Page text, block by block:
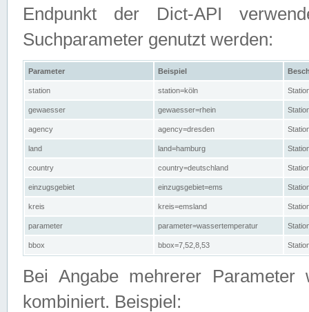
Endpunkt der Dict-API
Suchparameter genutzt werden:
Parameter Beispiel
station station=köln
gewaesser gewaesser=rhein
agency agency=dresden
land land=hamburg
country country=deutschland
einzugsgebiet einzugsgebiet=ems
kreis kreis=emsland
parameter parameter=wassertemperatur
bbox bbox=7,52,8,53
Bei Angabe mehrerer Parameter
kombiniert. Beispiel: